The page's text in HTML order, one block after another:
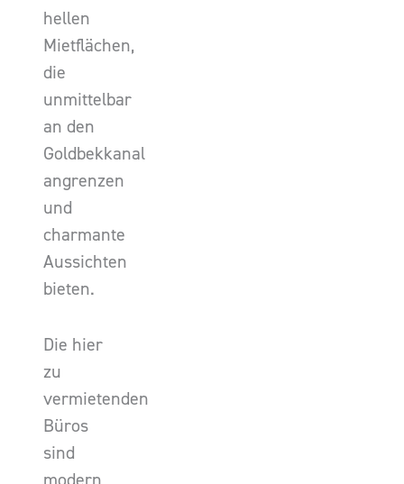
hellen
Mietflächen,
die
unmittelbar
an den
Goldbekkanal
angrenzen
und
charmante
Aussichten
bieten.
Die hier
zu
vermietenden
Büros
sind